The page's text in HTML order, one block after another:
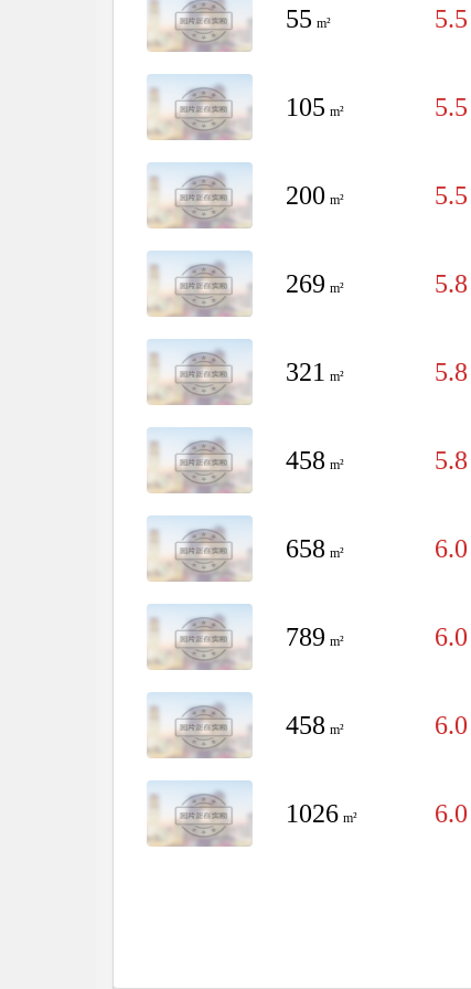
55 m² 5.5
105 m² 5.5
200 m² 5.5
269 m² 5.8
321 m² 5.8
458 m² 5.8
658 m² 6.0
789 m² 6.0
458 m² 6.0
1026 m² 6.0